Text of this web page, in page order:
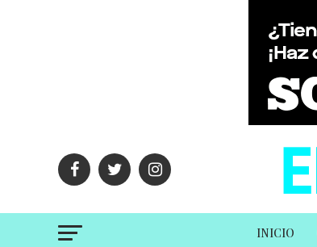
INICIO